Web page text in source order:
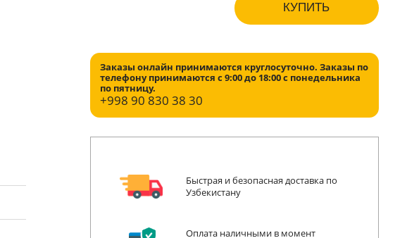
КУПИТЬ
Заказы онлайн принимаются круглосуточно. Заказы по
телефону принимаются с 9:00 до 18:00 с понедельника
по пятницу.
+998 90 830 38 30
Быстрая и безопасная доставка по
Узбекистану
Оплата наличными в момент